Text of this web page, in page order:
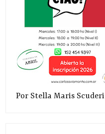
Por Stella Maris Scuderi